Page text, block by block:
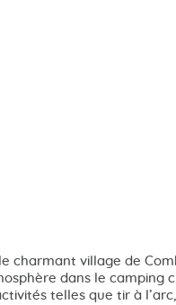
charmant village de
dans le camping
telles que tir à